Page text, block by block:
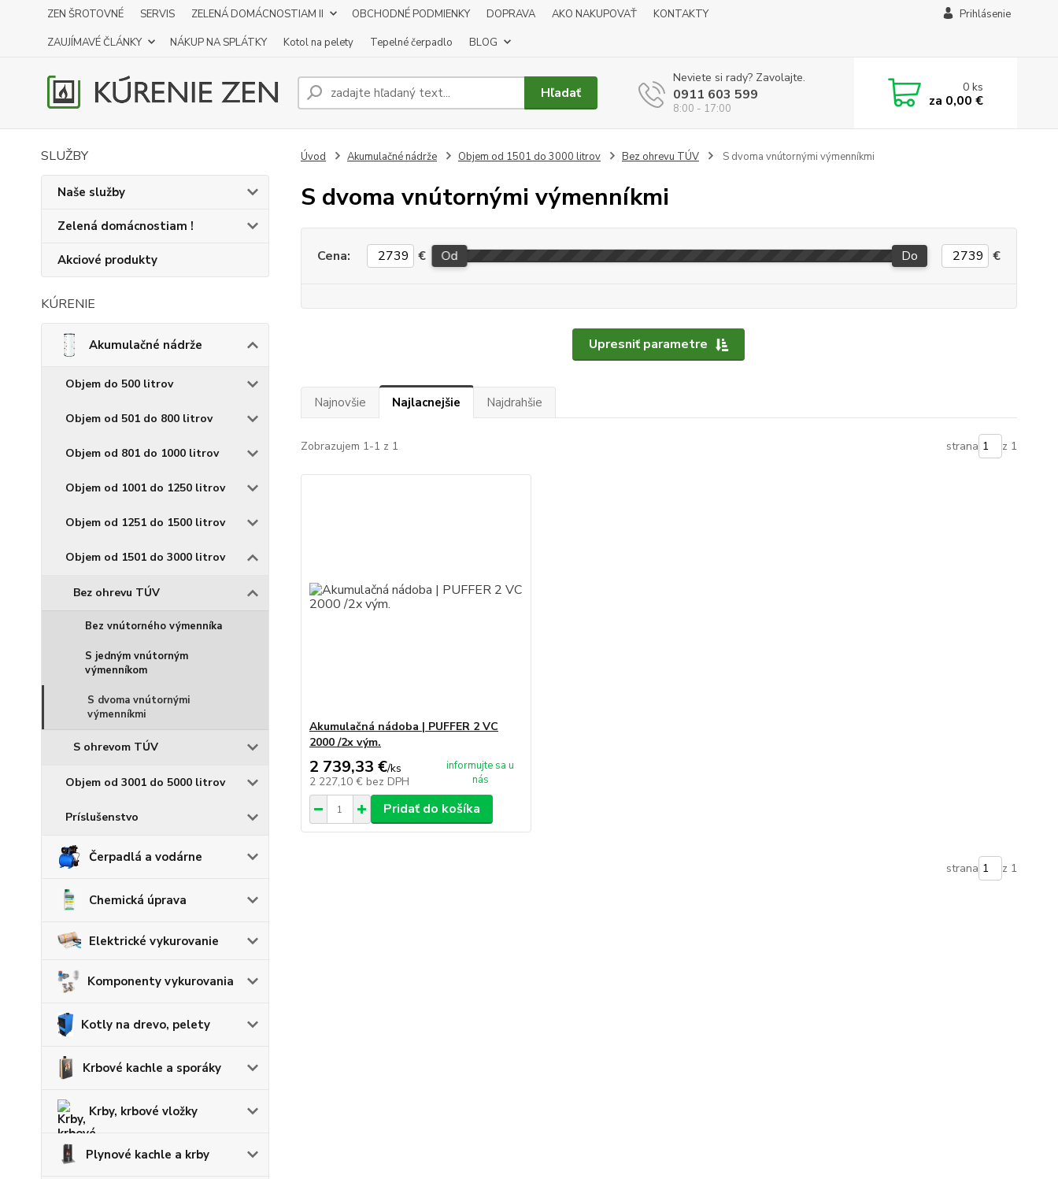
ZEN ŠROTOVNÉ SERVIS ZELENÁ DOMÁCNOSTIAM II OBCHODNÉ PODMIENKY DOPRAVA AKO NAKUPOVAŤ
KONTAKTY
ZAUJÍMAVÉ ČLÁNKY
NÁKUP NA SPLÁTKY Kotol na pelety Tepelné čerpadlo BLOG
Prihlásenie
Hľadať
Neviete si rady? Zavolajte.
0911 603 599
8:00 - 17:00
0ks
za 0,00 €
SLUŽBY
Naše služby
Zelená domácnostiam !
Akciové produkty
KÚRENIE
Akumulačné nádrže
Objem do 500 litrov
Objem od 501 do 800 litrov
Objem od 801 do 1000 litrov
Objem od 1001 do 1250 litrov
Objem od 1251 do 1500 litrov
Objem od 1501 do 3000 litrov
Bez ohrevu TÚV
Bez vnútorného výmenníka
S jedným vnútorným
výmenníkom
S dvoma vnútornými
výmenníkmi
S ohrevom TÚV
Objem od 3001 do 5000 litrov
Príslušenstvo
Čerpadlá a vodárne
Chemická úprava
Elektrické vykurovanie
Komponenty vykurovania
Kotly na drevo, pelety
Krbové kachle a sporáky
Krby, krbové vložky
Plynové kachle a krby
Úvod Akumulačné nádrže Objem od 1501 do 3000 litrov Bez ohrevu TÚV S dvoma vnútornými výmenníkmi
S dvoma vnútornými výmenníkmi
Upresniť parametre
Cena: € Od Do €
Najnovšie Najlacnejšie Najdrahšie
Zobrazujem 1-1 z 1 strana z 1
Akumulačná nádoba | PUFFER 2 VC
2000 /2x vým.
2 739,33 €/ks
2 227,10 € bez DPH
informujte sa u
nás
Pridať do košíka
strana z 1